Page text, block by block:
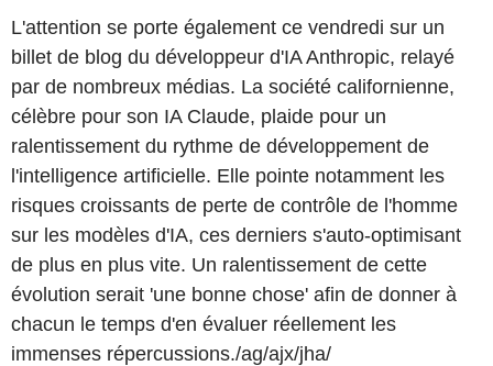
L'attention se porte également ce vendredi sur un
billet de blog du développeur d'IA Anthropic, relayé
par de nombreux médias. La société californienne,
célèbre pour son IA Claude, plaide pour un
ralentissement du rythme de développement de
l'intelligence artificielle. Elle pointe notamment les
risques croissants de perte de contrôle de l'homme
sur les modèles d'IA, ces derniers s'auto-optimisant
de plus en plus vite. Un ralentissement de cette
évolution serait 'une bonne chose' afin de donner à
chacun le temps d'en évaluer réellement les
immenses répercussions./ag/ajx/jha/